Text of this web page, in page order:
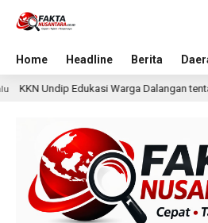
Home Headline Berita
Dalangan tentang Pencegahan KDRT dan